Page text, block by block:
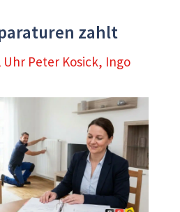
zahlt
Uhr Peter Kosick, Ingo